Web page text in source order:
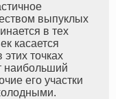
выпуклых
в тех
касается
точках
наибольший
его участки